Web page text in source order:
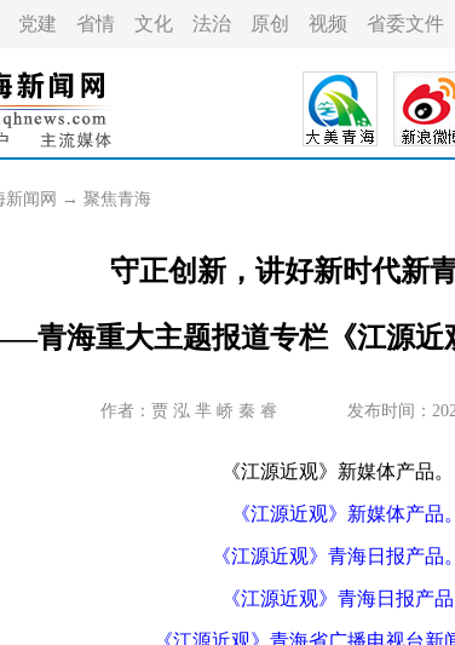
党建 省情 文化 法治 原创 视频 省委文件
新闻网 → 聚焦青海
守正创新，讲好新时代新
青海重大主题报道专栏《江源近
作者： 贾 泓 芈 峤 秦 睿 发布时间：
《江源近观》新媒体产品。
《江源近观》青海日报产品